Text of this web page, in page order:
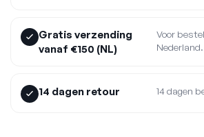
Gratis verzending
vanaf €150 (NL)
Voor
Nederland.
14 dagen retour 14 dagen